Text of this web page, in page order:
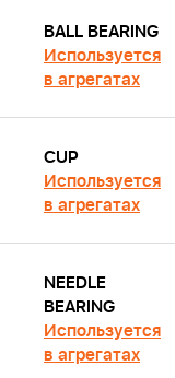
BALL BEARING
Используется
в агрегатах
CUP
Используется
в агрегатах
NEEDLE
BEARING
Используется
в агрегатах